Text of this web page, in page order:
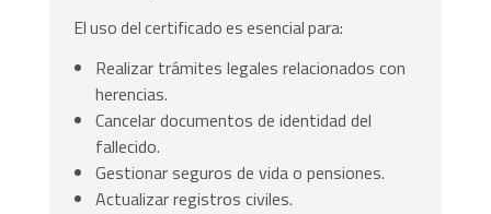
El uso del certificado es esencial para:
Realizar trámites legales relacionados con
herencias.
Cancelar documentos de identidad del
fallecido.
Gestionar seguros de vida o pensiones.
Actualizar registros civiles.